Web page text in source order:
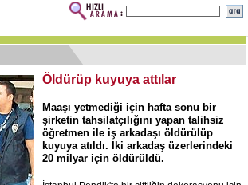
Öldürüp kuyuya attılar
Maaşı yetmediği için hafta sonu bir
şirketin tahsilatçılığını yapan talihsiz
öğretmen ile iş arkadaşı öldürülüp
kuyuya atıldı. İki arkadaş üzerlerindeki
20 milyar için öldürüldü.